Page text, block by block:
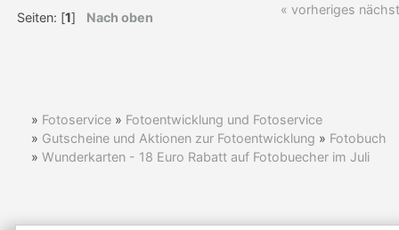
Seiten: [1] Nach oben
« vorheriges
» Fotoservice » Fotoentwicklung und Fotoservice
» Gutscheine und Aktionen zur Fotoentwicklung » Fotobuch
» Wunderkarten - 18 Euro Rabatt auf Fotobuecher im Juli